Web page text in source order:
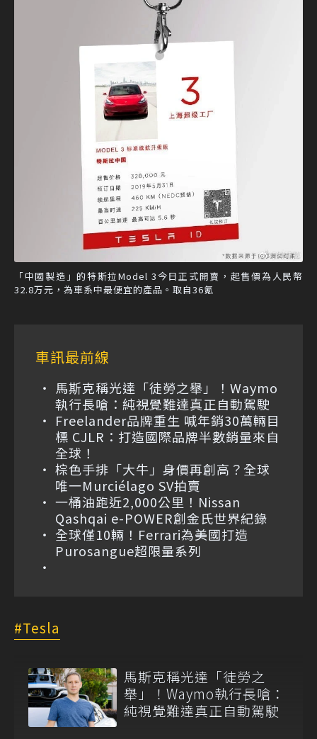
「中國製造」的特斯拉Model 3今日正式開賣，起售價為人民幣
32.8万元，為車系中最便宜的產品。取自36氪
車訊最前線
馬斯克稱光達「徒勞之舉」！Waymo
執行長嗆：純視覺難達真正自動駕駛
Freelander品牌重生 喊年銷30萬輛目
標 CJLR：打造國際品牌半數銷量來自
全球！
棕色手排「大牛」身價再創高？全球
唯一Murciélago SV拍賣
一桶油跑近2,000公里！Nissan
Qashqai e-POWER創金氏世界紀錄
全球僅10輛！Ferrari為美國打造
Purosangue超限量系列
Tesla
馬斯克稱光達「徒勞之
舉」！Waymo執行長嗆：
純視覺難達真正自動駕駛